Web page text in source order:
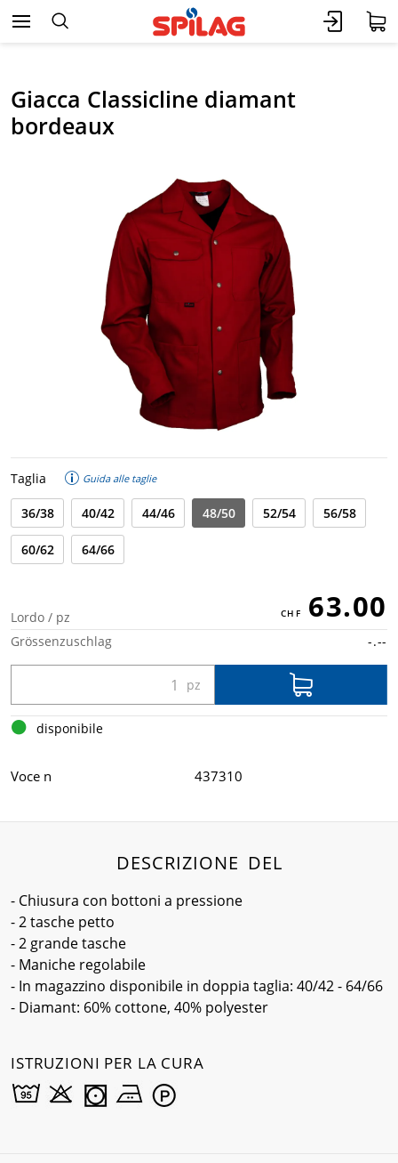
Giacca Classicline diamant
bordeaux
Taglia Guida alle taglie
36/38 40/42 44/46 48/50 52/54 56/58
60/62 64/66
Lordo / pz 63.00
Grössenzuschlag -.--
disponibile
Voce n 437310
DESCRIZIONE DEL
- Chiusura con bottoni a pressione
- 2 tasche petto
- 2 grande tasche
- Maniche regolabile
- In magazzino disponibile in doppia taglia: 40/42 - 64/66
- Diamant: 60% cottone, 40% polyester
ISTRUZIONI PER LA CURA